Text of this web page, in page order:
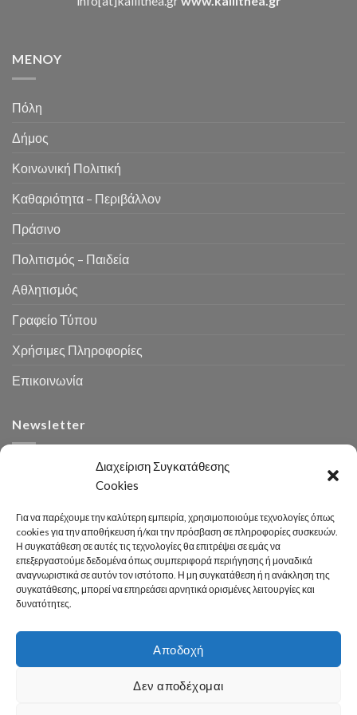
Διαχείριση Συγκατάθεσης
Cookies
Για να παρέχουμε την καλύτερη εμπειρία, χρησιμοποιούμε τεχνολογίες όπως
cookies για την αποθήκευση ή/και την πρόσβαση σε πληροφορίες συσκευών.
Η συγκατάθεση σε αυτές τις τεχνολογίες θα επιτρέψει σε εμάς να
επεξεργαστούμε δεδομένα όπως συμπεριφορά περιήγησης ή μοναδικά
αναγνωριστικά σε αυτόν τον ιστότοπο. Η μη συγκατάθεση ή η ανάκληση της
συγκατάθεσης, μπορεί να επηρεάσει αρνητικά ορισμένες λειτουργίες και
δυνατότητες.
Αποδοχή
Δεν αποδέχομαι
MENOY
Πόλη
Δήμος
Κοινωνική Πολιτική
Καθαριότητα – Περιβάλλον
Πράσινο
Πολιτισμός – Παιδεία
Αθλητισμός
Γραφείο Τύπου
Χρήσιμες Πληροφορίες
Επικοινωνία
Newsletter
Αναζήτηση
Developed 2026 by